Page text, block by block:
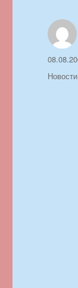
Автор
Рубрики
Новости